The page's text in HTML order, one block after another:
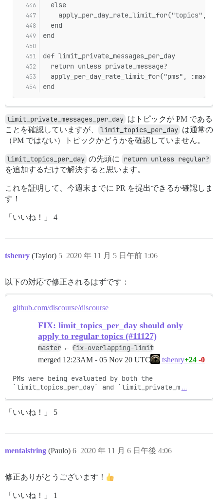
  else
apply_per_day_rate_limit_for("topics",
  end
end
def limit_private_messages_per_day
  return unless private_message?
apply_per_day_rate_limit_for("pms",
end
limit_private_messages_per_day はトピックが PM である
ことを確認していますが、
limit_topics_per_day は通常の
（PM ではない）トピックかどうかを確認していません。
limit_topics_per_day の先頭に return unless regular?
を追加するだけで解決すると思います。
これを証明して、今週末までに PR を提出できるか確認しま
す！
「いいね！」 4
tshenry (Taylor) 2020 年 11 月 5 日午前 1:06
5
以下の対応で修正されるはずです：
github.com/discourse/discourse
FIX: limit_topics_per_day should only
apply to regular topics (#11127)
master ← fix-overlapping-limit
merged 12:23AM - 05 Nov 20 UTC tshenry+24 -0
PMs were being evaluated by both the
`limit_topics_per_day` and `limit_private_m …
「いいね！」 5
mentalstring (Paulo) 2020 年 11 月 6 日午後 4:06
6
修正ありがとうございます！
「いいね！」 1